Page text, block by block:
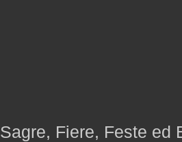
Sagre, Fiere, Feste ed